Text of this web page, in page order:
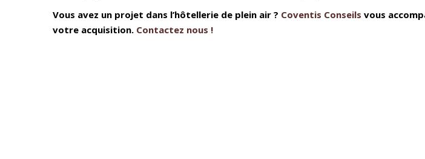
Vous avez un projet dans l’hôtellerie de plein air ? Coventis Conseils vous
votre acquisition. Contactez nous !